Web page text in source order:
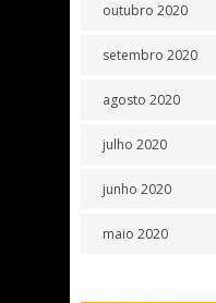
outubro 2020
setembro 2020
agosto 2020
julho 2020
junho 2020
maio 2020